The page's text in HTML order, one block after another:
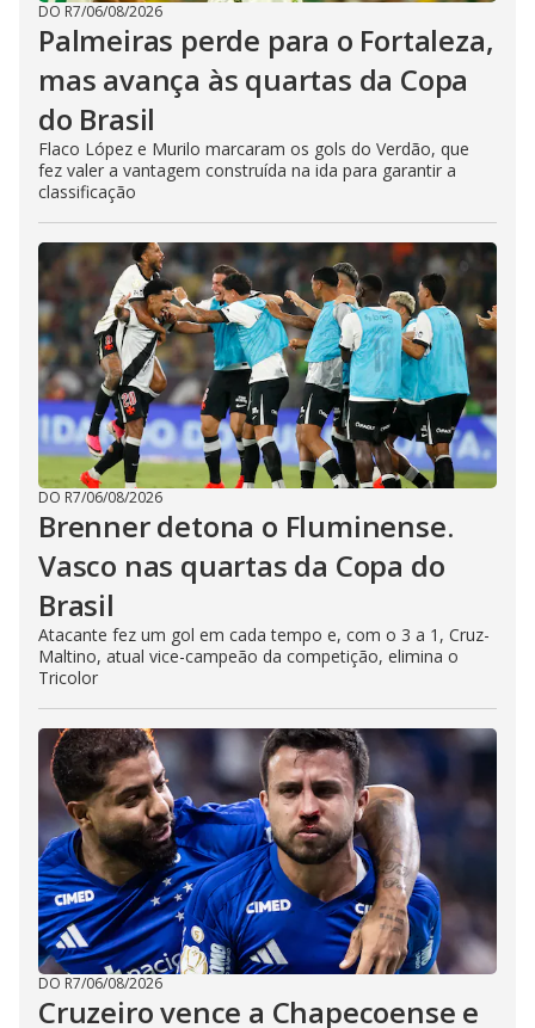
DO R7/06/08/2026
Palmeiras perde para o Fortaleza,
mas avança às quartas da Copa
do Brasil
Flaco López e Murilo marcaram os gols do Verdão, que
fez valer a vantagem construída na ida para garantir a
classificação
DO R7/06/08/2026
Brenner detona o Fluminense.
Vasco nas quartas da Copa do
Brasil
Atacante fez um gol em cada tempo e, com o 3 a 1, Cruz-
Maltino, atual vice-campeão da competição, elimina o
Tricolor
DO R7/06/08/2026
Cruzeiro vence a Chapecoense e